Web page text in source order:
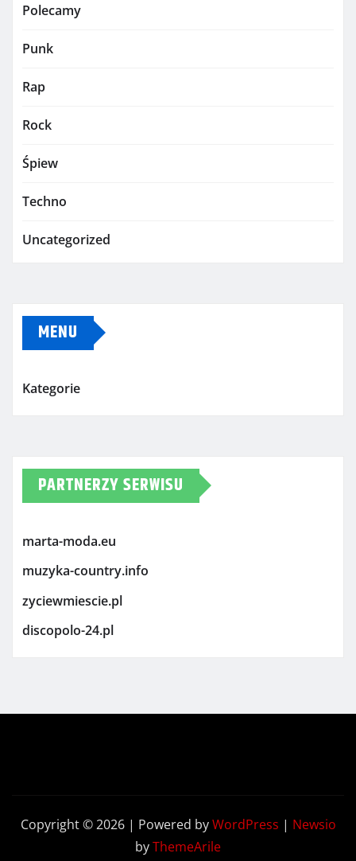
Polecamy
Punk
Rap
Rock
Śpiew
Techno
Uncategorized
MENU
Kategorie
PARTNERZY SERWISU
marta-moda.eu
muzyka-country.info
zyciewmiescie.pl
discopolo-24.pl
Copyright © 2026 | Powered byWordPress | Newsio
byThemeArile